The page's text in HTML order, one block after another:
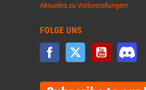
Aktuelles zu Vorbestellungen!
FOLGE UNS
Facebook Twitter YouTube